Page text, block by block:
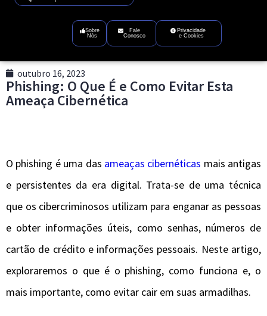
Sobre
Nós
Fale
Conosco
Privacidade
e Cookies
outubro 16, 2023
Phishing: O Que É e Como Evitar Esta
Ameaça Cibernética
O phishing é uma das ameaças cibernéticas mais antigas
e persistentes da era digital. Trata-se de uma técnica
que os cibercriminosos utilizam para enganar as pessoas
e obter informações úteis, como senhas, números de
cartão de crédito e informações pessoais. Neste artigo,
exploraremos o que é o phishing, como funciona e, o
mais importante, como evitar cair em suas armadilhas.